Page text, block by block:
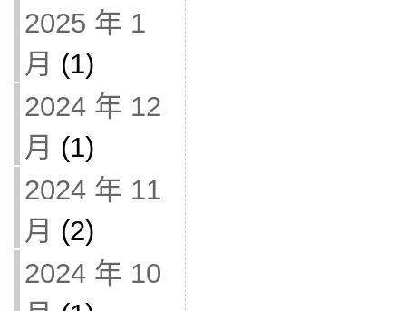
2025 年 1
月 (1)
2024 年 12
月 (1)
2024 年 11
月 (2)
2024 年 10